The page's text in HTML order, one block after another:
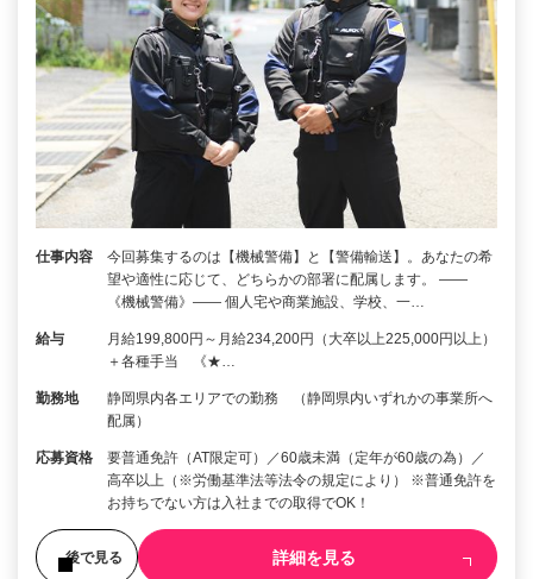
仕事内容
今回募集するのは【機械警備】と【警備輸送】。あなたの希
望や適性に応じて、どちらかの部署に配属します。 ――
《機械警備》―― 個人宅や商業施設、学校、一…
給与
月給199,800円～月給234,200円（大卒以上225,000円以上）
＋各種手当 《★…
勤務地
静岡県内各エリアでの勤務 （静岡県内いずれかの事業所へ
配属）
応募資格
要普通免許（AT限定可）／60歳未満（定年が60歳の為）／
高卒以上（※労働基準法等法令の規定により） ※普通免許を
お持ちでない方は入社までの取得でOK！
後で見る 詳細を見る